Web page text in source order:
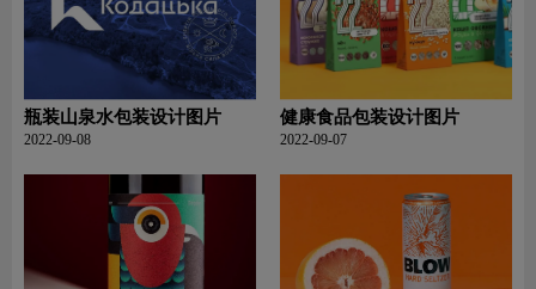
瓶装山泉水包装设计图片
2022-09-08
健康食品包装设计图片
2022-09-07